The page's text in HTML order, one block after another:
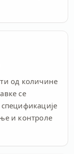
од количине
се
и контроле